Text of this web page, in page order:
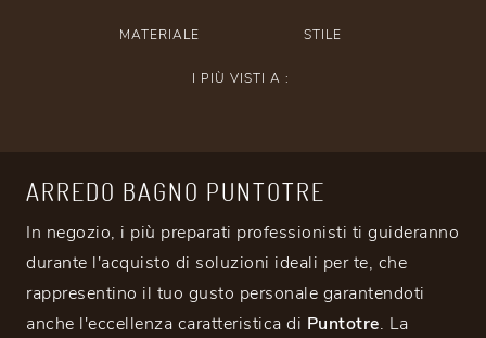
MATERIALE STILE
I PIÙ VISTI A :
ARREDO BAGNO PUNTOTRE
In negozio, i più preparati professionisti ti guideranno
durante l'acquisto di soluzioni ideali per te, che
rappresentino il tuo gusto personale garantendoti
anche l'eccellenza caratteristica di Puntotre. La